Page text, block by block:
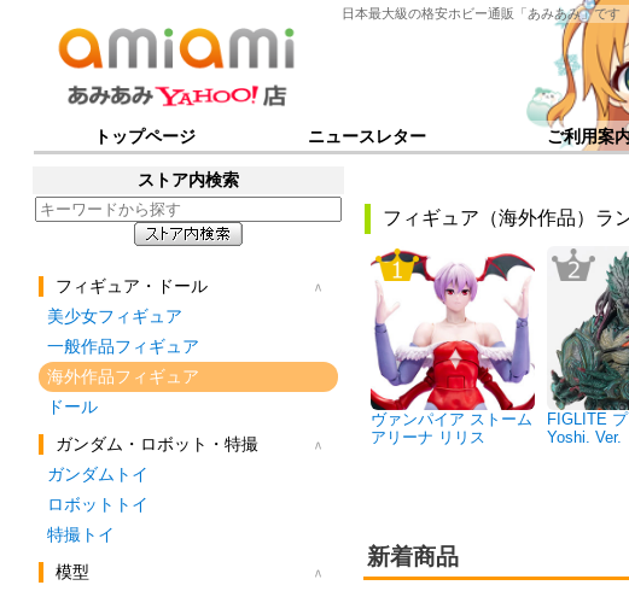
日本最大級の格安ホビー通販「あみあみ」です
トップページ ニュースレター ご利用案
フィギュア（海外作品）
ヴァンパイア ストーム
アリーナ リリス
FIGLITE
Yoshi. Ver.
新着商品
ストア内検索
フィギュア・ドール
美少女フィギュア
一般作品フィギュア
海外作品フィギュア
ドール
ガンダム・ロボット・特撮
ガンダムトイ
ロボットトイ
特撮トイ
模型